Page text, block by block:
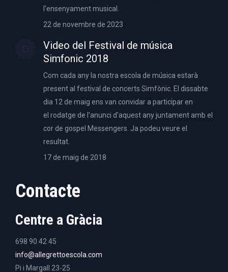
l'ensenyament musical.
22 de novembre de 2023
Video del Festival de música
Simfonic 2018
Com cada any la nostra escola de música estarà
present al festival de concerts Simfònic. El dissabte
dia 12 de maig ens van convidar a participar en
el rodatge de l'anunci d'aquest any juntament amb el
cor de gospel Messengers. Ja podeu veure el
resultat.
17 de maig de 2018
Contacte
Centre a Gràcia
698 90 42 45
info@allegrettoescola.com
Pi i Margall 23-25